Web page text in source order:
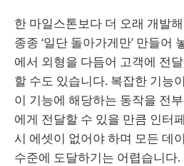
한 마일스톤보다 더 오래 개발
종종 ‘일단 돌아가게만’ 만들어
에서 외형을 다듬어 고객에 전
할 수도 있습니다. 복잡한 기능
이 기능에 해당하는 동작을 전
에게 전달할 수 있을 만큼 인터
시 에셋이 없어야 하며 모든 데
수준에 도달하기는 어렵습니다